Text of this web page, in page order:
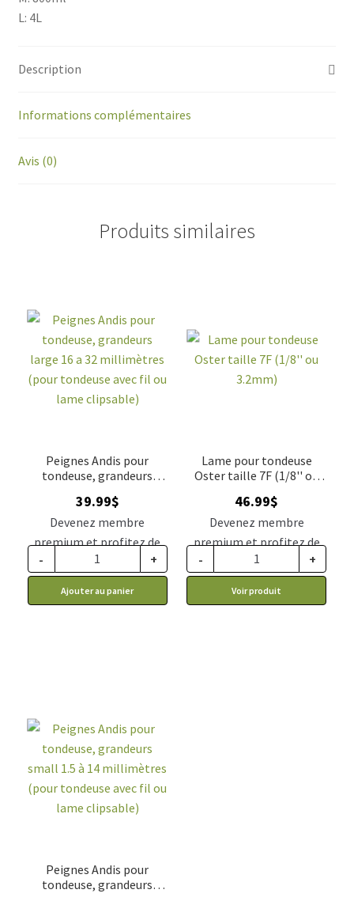
L: 4L
Description
Informations complémentaires
Avis (0)
Produits similaires
Peignes Andis pour
tondeuse, grandeurs
(pour tondeuse avec fil ou
lame clipsable)
39.99$
Devenez membre
premium et profitez de
ce prix rabais : 32.99$ CA
- +
Ajouter au panier
Lame pour tondeuse
Oster taille 7F (1/8'' ou
46.99$
Devenez membre
premium et profitez de
ce prix rabais : 38.77$ CA
- +
Voir produit
Peignes Andis pour
tondeuse, grandeurs